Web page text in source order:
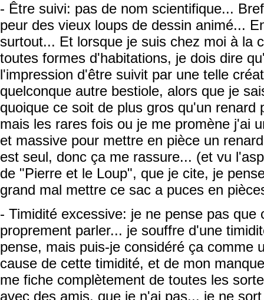
- Être suivi: pas de nom scientifique...
peur des vieux loups de dessin animé...
surtout... Et lorsque je suis chez moi à la
toutes formes d'habitations, je dois dire
l'impression d'être suivit par une telle
quelconque autre bestiole, alors que je
quoique ce soit de plus gros qu'un renard
mais les rares fois ou je me promène j'ai
et massive pour mettre en pièce un
est seul, donc ça me rassure... (et vu
de "Pierre et le Loup", que je cite, je
grand mal mettre ce sac a puces en
- Timidité excessive: je ne pense pas que
proprement parler... je souffre d'une
pense, mais puis-je considéré ça comme
cause de cette timidité, et de mon
me fiche complètement de toutes les
avec des amis, que je n'ai pas... je ne